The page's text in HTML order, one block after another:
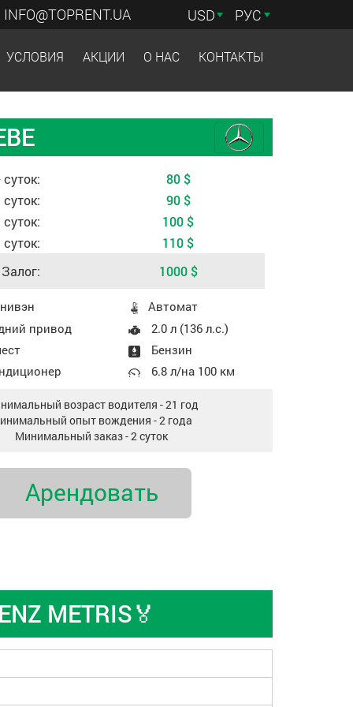
INFO@TOPRENT.UA USD РУС
УСЛОВИЯ АКЦИИ О НАС КОНТАКТЫ
от периода аренды
80 $
90 $
суток:
100 $
суток:
110 $
Залог:
1000 $
авто
Aвтомат
привод
2.0 л (136 л.с.)
Бензин
6.8 л/на 100 км
возраст водителя - 21 год
опыт вождения - 2 года
Минимальный заказ - 2 суток
Арендовать
METRIS🏅